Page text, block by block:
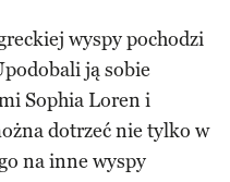
wyspy pochodzi
ją sobie
Sophia Loren i
dotrzeć nie tylko w
na inne wyspy